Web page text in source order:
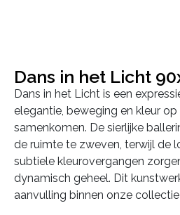
Dans in het Licht
Dans in het Licht is een
elegantie, beweging en kleur
samenkomen. De sierlijke
de ruimte te zweven, terwijl de
subtiele kleurovergangen
dynamisch geheel. Dit
aanvulling binnen onze